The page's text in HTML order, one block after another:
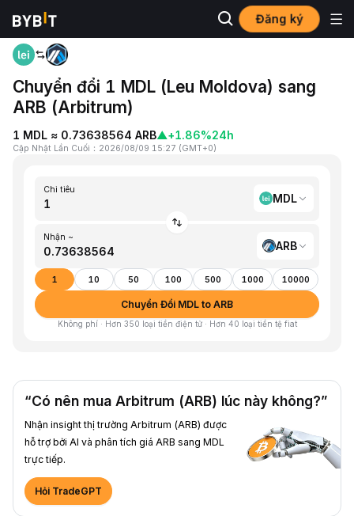
Đăng ký
Trang chủ
Chuyển đổi 1 MDL (Leu Moldova) sang
ARB (Arbitrum)
1 MDL ≈ 0.73638564 ARB▲+1.86%24h
Cập Nhật Lần Cuối ： 2026/08/09 15:27 (GMT+0)
Chi tiêu
MDL
Nhận ~
ARB
1 10 50 100 500 1000 10000
Chuyển Đổi MDL to ARB
Không phí · Hơn 350 loại tiền điện tử · Hơn 40 loại tiền tệ fiat
“Có nên mua Arbitrum (ARB) lúc này không?”
Nhận insight thị trường Arbitrum (ARB) được
hỗ trợ bởi AI và phân tích giá ARB sang MDL
trực tiếp.
Hỏi TradeGPT